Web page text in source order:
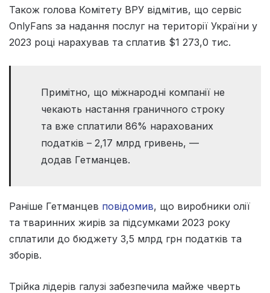
Також голова Комітету ВРУ відмітив, що сервіс
OnlyFans за надання послуг на території України у
2023 році нарахував та сплатив $1 273,0 тис.
Примітно, що міжнародні компанії не
чекають настання граничного строку
та вже сплатили 86% нарахованих
податків – 2,17 млрд гривень, —
додав Гетманцев.
Раніше Гетманцев повідомив, що виробники олії
та тваринних жирів за підсумками 2023 року
сплатили до бюджету 3,5 млрд грн податків та
зборів.
Трійка лідерів галузі забезпечила майже чверть